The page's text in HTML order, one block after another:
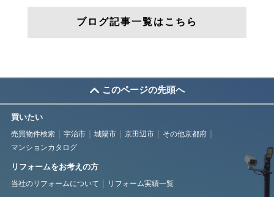
ブログ記事一覧はこちら
このページの先頭へ
買いたい
売買物件検索 宇治市 城陽市 京田辺市
その他京都府
マンションカタログ
リフォームをお考えの方
当社のリフォームについて リフォーム実績一覧